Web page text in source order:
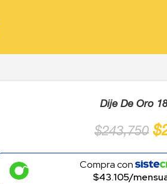
Dije De Oro
$243,750 $
Compra con
$43.105/